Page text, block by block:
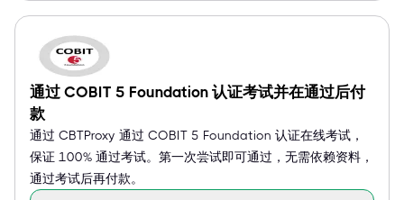
通过 COBIT 5 Foundation 认证考试并在通过后付
款
通过 CBTProxy 通过 COBIT 5 Foundation 认证在线考试，
保证 100% 通过考试。第一次尝试即可通过，无需依赖资料，
通过考试后再付款。